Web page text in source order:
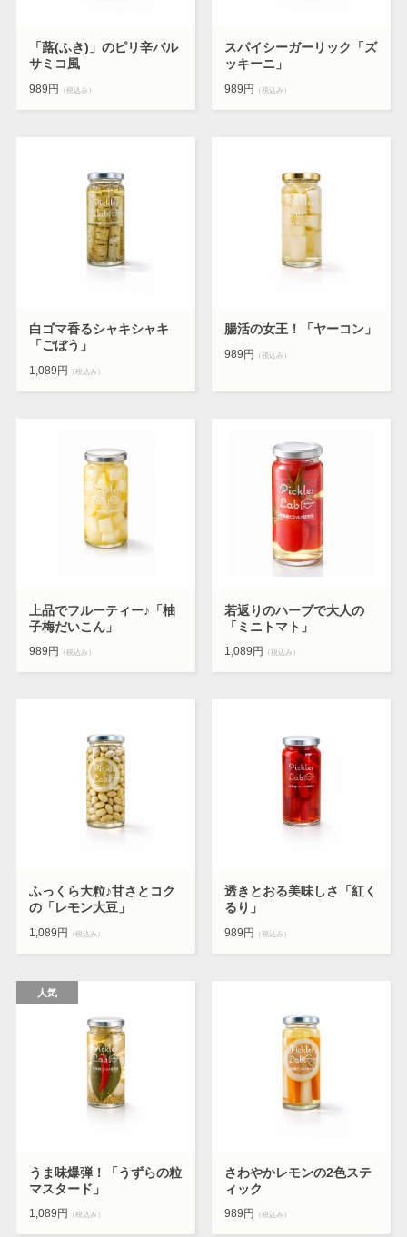
「蕗(ふき)」のピリ辛バル
サミコ風
989円 （税込み）
スパイシーガーリック「ズ
ッキーニ」
989円 （税込み）
白ゴマ香るシャキシャキ
「ごぼう」
1,089円 （税込み）
腸活の女王！「ヤーコン」
989円 （税込み）
上品でフルーティー♪「柚
子梅だいこん」
989円 （税込み）
若返りのハーブで大人の
「ミニトマト」
1,089円 （税込み）
ふっくら大粒♪甘さとコク
の「レモン大豆」
1,089円 （税込み）
透きとおる美味しさ「紅く
るり」
989円 （税込み）
うま味爆弾！「うずらの粒
マスタード」
1,089円 （税込み）
さわやかレモンの2色ステ
ィック
989円 （税込み）